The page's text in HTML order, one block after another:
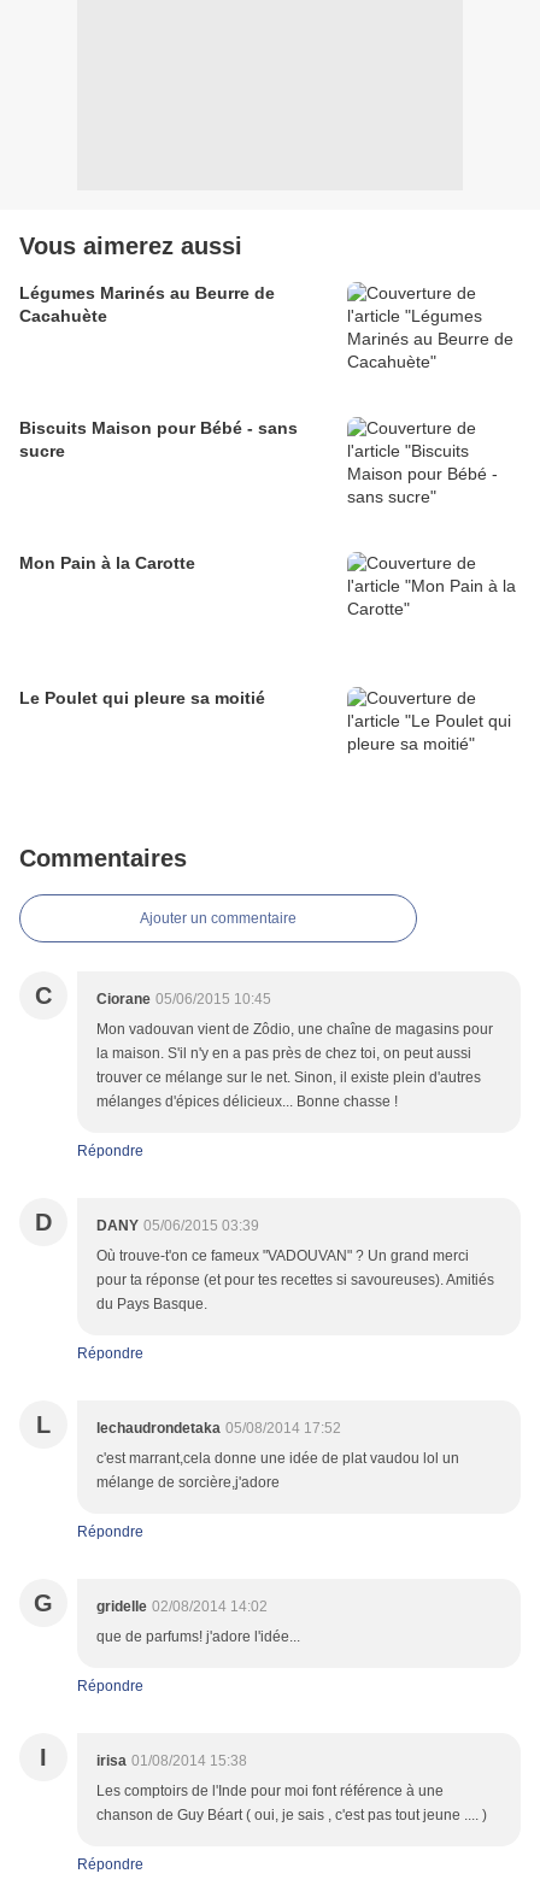
Vous aimerez aussi
Légumes Marinés au Beurre de
Cacahuète
Biscuits Maison pour Bébé - sans
sucre
Mon Pain à la Carotte
Le Poulet qui pleure sa moitié
Commentaires
Ajouter un commentaire
C Ciorane 05/06/2015 10:45
Mon vadouvan vient de Zôdio, une chaîne de magasins pour
la maison. S'il n'y en a pas près de chez toi, on peut aussi
trouver ce mélange sur le net. Sinon, il existe plein d'autres
mélanges d'épices délicieux... Bonne chasse !
Répondre
D DANY 05/06/2015 03:39
Où trouve-t'on ce fameux "VADOUVAN" ? Un grand merci
pour ta réponse (et pour tes recettes si savoureuses). Amitiés
du Pays Basque.
Répondre
L lechaudrondetaka 05/08/2014 17:52
c'est marrant,cela donne une idée de plat vaudou lol un
mélange de sorcière,j'adore
Répondre
G gridelle 02/08/2014 14:02
que de parfums! j'adore l'idée...
Répondre
I irisa 01/08/2014 15:38
Les comptoirs de l'Inde pour moi font référence à une
chanson de Guy Béart ( oui, je sais , c'est pas tout jeune .... )
Répondre